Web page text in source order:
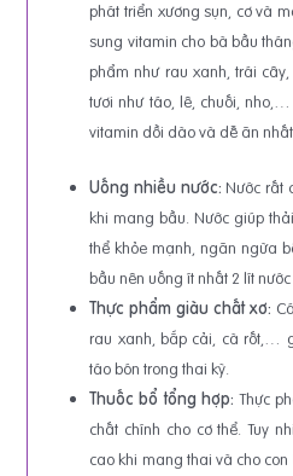
phát triển xương sụn, cơ và
sung vitamin cho bà bầu
phẩm như rau xanh, trái
tươi như táo, lê, chuối,
vitamin dồi dào và dễ ăn
Uống nhiều nước: Nước rất
khi mang bầu. Nước giúp
thể khỏe mạnh, ngăn ngừa
bầu nên uống ít nhất 2 lít
Thực phẩm giàu chất xơ:
rau xanh, bắp cải, cà rốt,…
táo bón trong thai kỳ.
Thuốc bổ tổng hợp: Thực
chất chính cho cơ thể. Tuy
cao khi mang thai và cho